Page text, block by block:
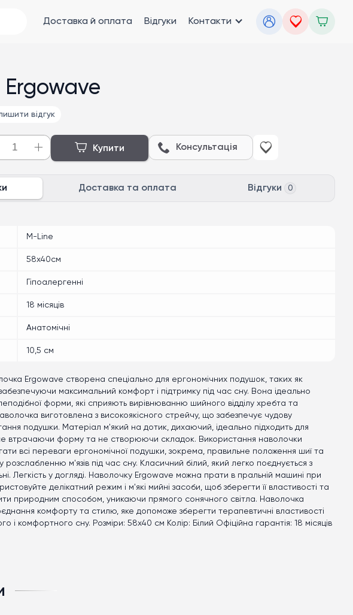
Доставка й оплата Відгуки Контакти
відгук
Купити Консультація
Доставка та оплата Відгуки 0
M-Line
58x40см
Гіпоалергенні
18 місяців
Анатомічні
10,5 см
Ergowave створена спеціально для ергономічних подушок, таких як
максимальний комфорт і підтримку під час сну. Вона ідеально
форми, які сприяють вирівнюванню шийного відділу хребта та
виготовлена з високоякісного стрейчу, що забезпечує чудову
подушки. Матеріал м'який на дотик, дихаючий, ідеально підходить для
втрачаючи форму та не створюючи складок. Використання наволочки
всі переваги ергономічної подушки, зокрема, правильне положення шиї та
м'язів під час сну. Класичний білий, який легко поєднується з
Легкість у догляді. Наволочку Ergowave можна прати в пральній машині при
делікатний режим і м'які мийні засоби, щоб зберегти її властивості та
природним способом, уникаючи прямого сонячного світла. Наволочка
комфорту та стилю, яке допоможе зберегти терапевтичні властивості
і комфортного сну. Розміри: 58x40 см Колір: Білий Офіційна гарантія: 18 місяців